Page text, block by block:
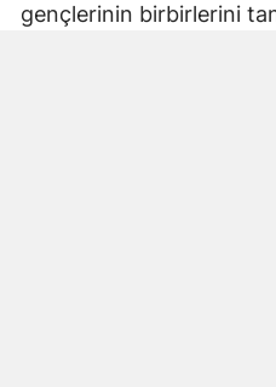
gençlerinin birbirlerini